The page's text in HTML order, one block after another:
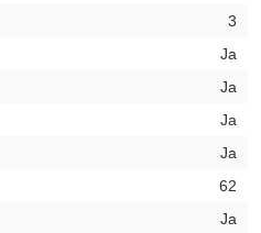
3
Ja
Ja
Ja
Ja
62
Ja